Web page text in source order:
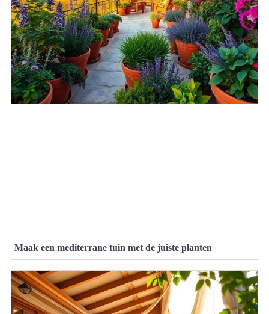
Maak een mediterrane tuin met de juiste planten